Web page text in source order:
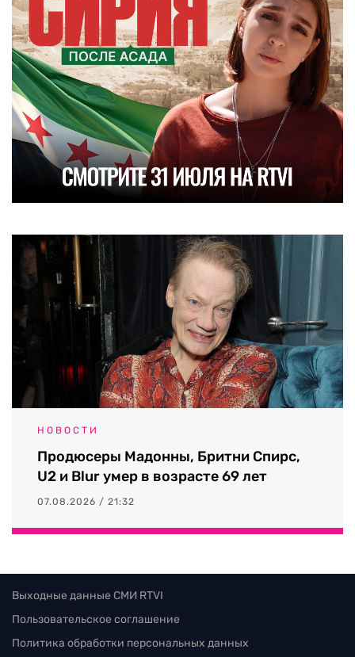
НОВОСТИ
Продюсеры Мадонны, Бритни Спирс,
U2 и Blur умер в возрасте 69 лет
07.08.2026 / 21:32
Выходные данные СМИ RTVI
Пользовательское соглашение
Политика обработки персональных данных